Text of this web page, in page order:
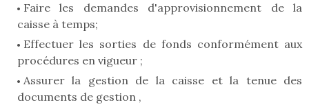
Faire les demandes d'approvisionnement de la
caisse à temps;
Effectuer les sorties de fonds conformément aux
procédures en vigueur ;
Assurer la gestion de la caisse et la tenue des
documents de gestion ,